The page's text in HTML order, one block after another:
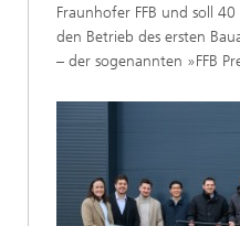
Fraunhofer FFB und soll
den Betrieb des ersten
– der sogenannten »FFB